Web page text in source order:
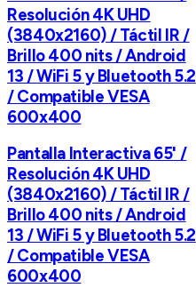
Resolución 4K UHD
(3840x2160) / Táctil IR /
Brillo 400 nits / Android
13 / WiFi 5 y Bluetooth 5.2
/ Compatible VESA
600x400
Pantalla Interactiva 65' /
Resolución 4K UHD
(3840x2160) / Táctil IR /
Brillo 400 nits / Android
13 / WiFi 5 y Bluetooth 5.2
/ Compatible VESA
600x400